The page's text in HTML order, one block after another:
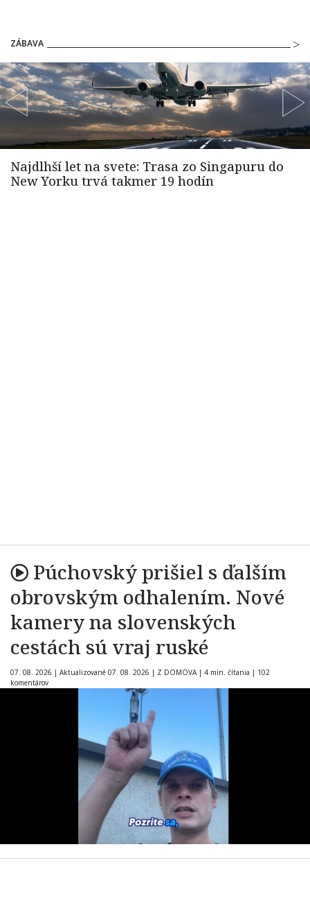
ZÁBAVA
Púchovský prišiel s ďalším
obrovským odhalením. Nové
kamery na slovenských
cestách sú vraj ruské
07. 08. 2026 | Aktualizované 07. 08. 2026 | Z DOMOVA | 4 min. čítania | 102
komentárov